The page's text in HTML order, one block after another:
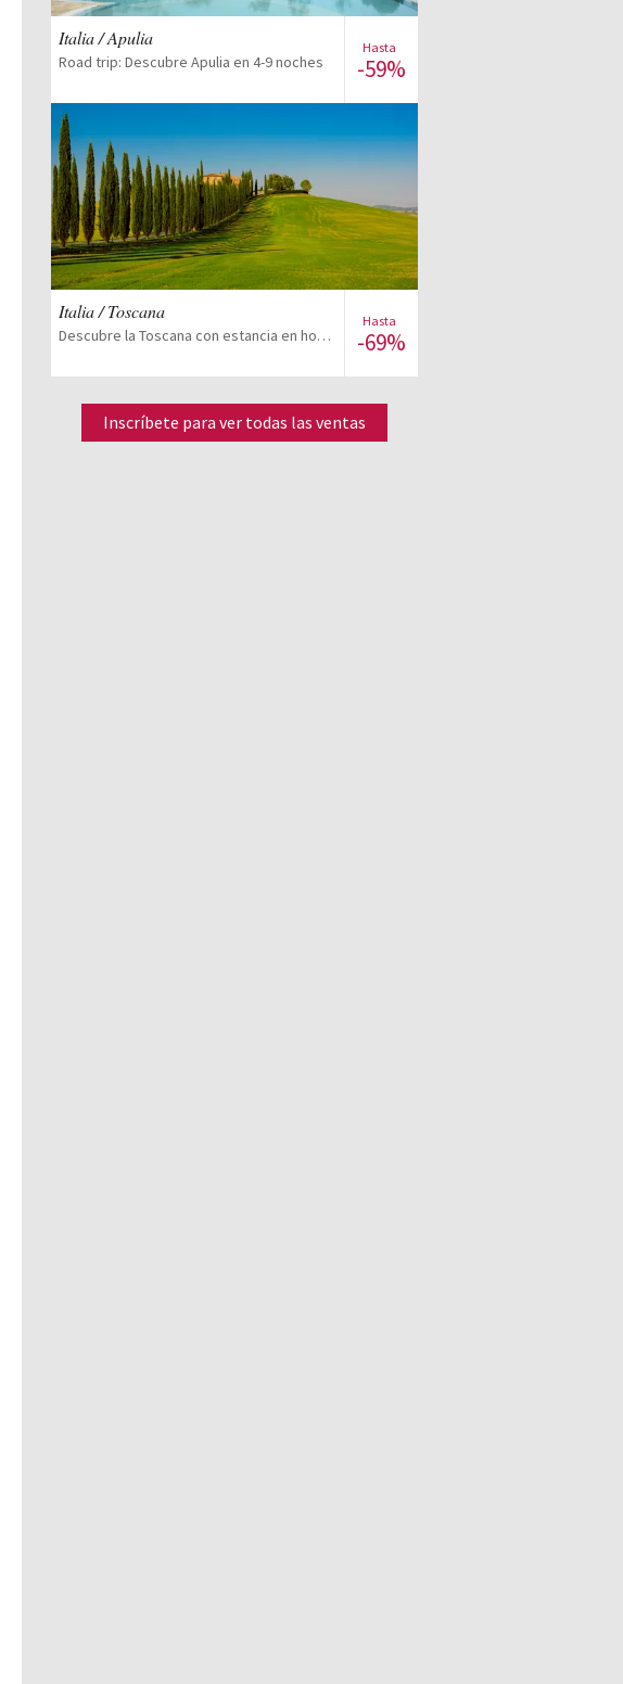
Italia / Apulia
Road trip: Descubre Apulia en 4-9 noches
Hasta
-59%
Ver la venta
Italia / Toscana
Descubre la Toscana con estancia en hotel 4*
Hasta
-69%
Inscríbete para ver todas las ventas